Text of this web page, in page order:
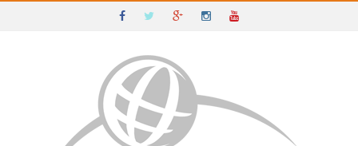
IGUAÍ E SUDOESTE DA BAHIA